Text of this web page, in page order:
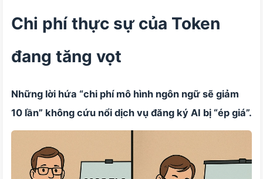
Chi phí thực sự của Token
đang tăng vọt
Những lời hứa “chi phí mô hình ngôn ngữ sẽ giảm
10 lần” không cứu nổi dịch vụ đăng ký AI bị “ép giá”.